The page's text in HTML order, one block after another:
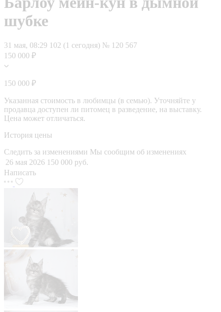
шубке
31 мая, 08:29 102 (1 сегодня) № 120 567
150 000 ₽
150 000 ₽
Указанная стоимость в любимцы (в семью). Уточняйте у
продавца доступен ли питомец в разведение, на выставку.
Цена может отличаться.
История цены
Следить за изменениями Мы сообщим об изменениях
26 мая 2026 150 000 руб.
Написать